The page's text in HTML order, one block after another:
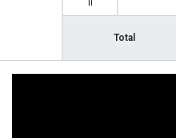
Total